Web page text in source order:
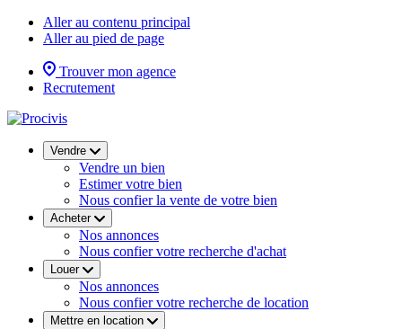
Aller au contenu principal
Aller au pied de page
Trouver mon agence
Recrutement
Vendre
Vendre un bien
Estimer votre bien
Nous confier la vente de votre bien
Acheter
Nos annonces
Nous confier votre recherche d'achat
Louer
Nos annonces
Nous confier votre recherche de location
Mettre en location